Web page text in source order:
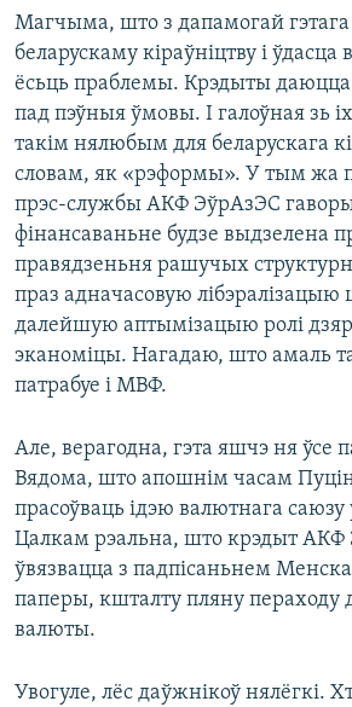
Магчыма, што з дапамогай
беларускаму кіраўніцтву і
ёсьць праблемы. Крэдыты даюцца
пад пэўныя ўмовы. І галоўная зь
такім нялюбым для беларускага
словам, як «рэформы». У тым жа
прэс-службы АКФ ЭўрАзЭС
фінансаваньне будзе выдзелена
правядзеньня рашучых
праз адначасовую лібэралізацыю
далейшую аптымізацыю ролі
эканоміцы. Нагадаю, што амаль
патрабуе і МВФ.
Але, верагодна, гэта яшчэ ня ўсе
Вядома, што апошнім часам
прасоўваць ідэю валютнага
Цалкам рэальна, што крэдыт АКФ
ўвязвацца з падпісаньнем
паперы, кшталту пляну пераходу
валюты.
Увогуле, лёс даўжнікоў нялёгкі.